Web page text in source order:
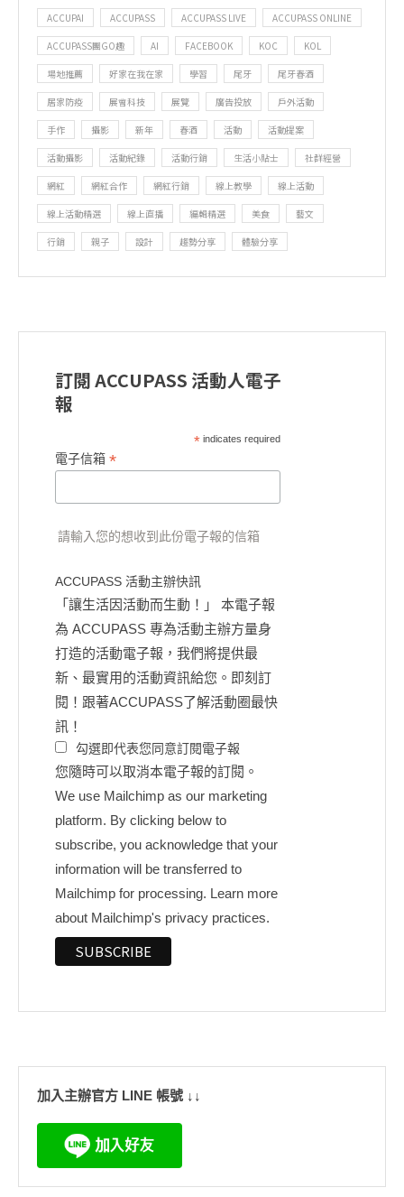
ACCUPAI ACCUPASS ACCUPASS LIVE ACCUPASS ONLINE
ACCUPASS團GO趣 AI FACEBOOK KOC KOL
場地推薦 好家在我在家 學習 尾牙 尾牙春酒
居家防疫 展會科技 展覽 廣告投放 戶外活動
手作 攝影 新年 春酒 活動 活動提案
活動攝影 活動紀錄 活動行銷 生活小貼士 社群經營
網紅 網紅合作 網紅行銷 線上教學 線上活動
線上活動精選 線上直播 編輯精選 美食 藝文
行銷 親子 設計 趨勢分享 體驗分享
訂閱 ACCUPASS 活動人電子
報
*indicates required
電子信箱 *
請輸入您的想收到此份電子報的信箱
ACCUPASS 活動主辦快訊
「讓生活因活動而生動！」 本電子報
為 ACCUPASS 專為活動主辦方量身
打造的活動電子報，我們將提供最
新、最實用的活動資訊給您。即刻訂
閱！跟著ACCUPASS了解活動圈最快
訊！
勾選即代表您同意訂閱電子報
您隨時可以取消本電子報的訂閱。
We use Mailchimp as our marketing
platform. By clicking below to
subscribe, you acknowledge that your
information will be transferred to
Mailchimp for processing. Learn more
about Mailchimp's privacy practices.
加入主辦官方 LINE 帳號 ↓↓